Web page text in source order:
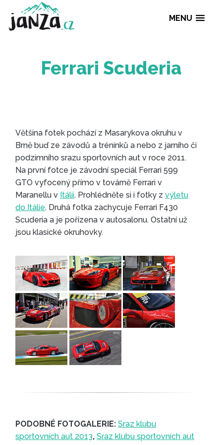
MENU
Ferrari Scuderia
Většina fotek pochází z Masarykova okruhu v
Brně buď ze závodů a tréninků a nebo z jarního či
podzimního srazu sportovních aut v roce 2011.
Na první fotce je závodní speciál Ferrari 599
GTO vyfocený přímo v továrně Ferrari v
Maranellu v Itálii. Prohlédněte si i fotky zvýletu
do Itálie. Druhá fotka zachycuje Ferrari F430
Scuderia a je pořízena v autosalonu. Ostatní už
jsou klasické okruhovky.
PODOBNÉ FOTOGALERIE: Sraz klubu
sportovních aut 2013,Sraz klubu sportovních aut